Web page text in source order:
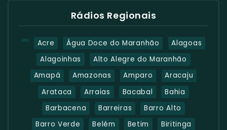
Rádios Regionais
Acre Água Doce do Maranhão
Alagoas
Alagoinhas
Alto Alegre do Maranhão
Amapá
Amazonas Amparo
Aracaju
Arataca
Arraias Bacabal
Bahia
Barbacena
Barreiras
Barro Alto
Barro Verde
Belém Betim Biritinga